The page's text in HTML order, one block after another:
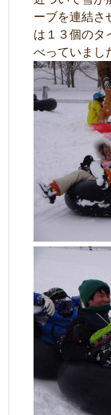
ーブを連結さ
は１３個のタ
べっていまし